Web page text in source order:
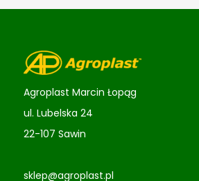
Agroplast Marcin Łopąg
ul. Lubelska 24
22-107 Sawin
sklep@agroplast.pl